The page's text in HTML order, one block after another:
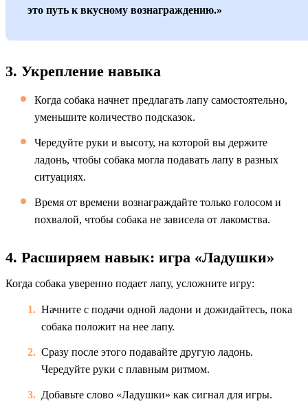
это путь к вкусному вознаграждению.»
3. Укрепление навыка
Когда собака начнет предлагать лапу самостоятельно,
уменьшите количество подсказок.
Чередуйте руки и высоту, на которой вы держите
ладонь, чтобы собака могла подавать лапу в разных
ситуациях.
Время от времени вознаграждайте только голосом и
похвалой, чтобы собака не зависела от лакомства.
4. Расширяем навык: игра «Ладушки»
Когда собака уверенно подает лапу, усложните игру:
Начните с подачи одной ладони и дожидайтесь, пока
собака положит на нее лапу.
Сразу после этого подавайте другую ладонь.
Чередуйте руки с плавным ритмом.
Добавьте слово «Ладушки» как сигнал для игры.